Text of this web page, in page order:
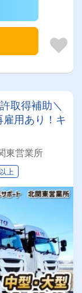
取得補助＼
用あり！キ
東営業所
上